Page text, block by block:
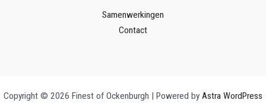
Samenwerkingen
Contact
Copyright © 2026 Finest of Ockenburgh | Powered by Astra WordPress